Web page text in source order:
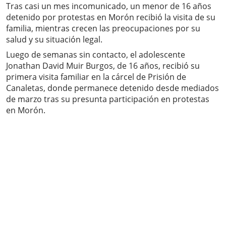
Tras casi un mes incomunicado, un menor de 16 años
detenido por protestas en Morón recibió la visita de su
familia, mientras crecen las preocupaciones por su
salud y su situación legal.
Luego de semanas sin contacto, el adolescente
Jonathan David Muir Burgos, de 16 años, recibió su
primera visita familiar en la cárcel de Prisión de
Canaletas, donde permanece detenido desde mediados
de marzo tras su presunta participación en protestas
en Morón.